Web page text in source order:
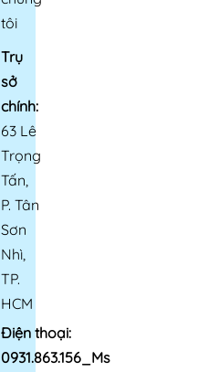
tôi
Trụ
sở
chính:
63 Lê
Trọng
Tấn,
P. Tân
Sơn
Nhì,
TP.
HCM
Điện thoại:
0931.863.156_Ms